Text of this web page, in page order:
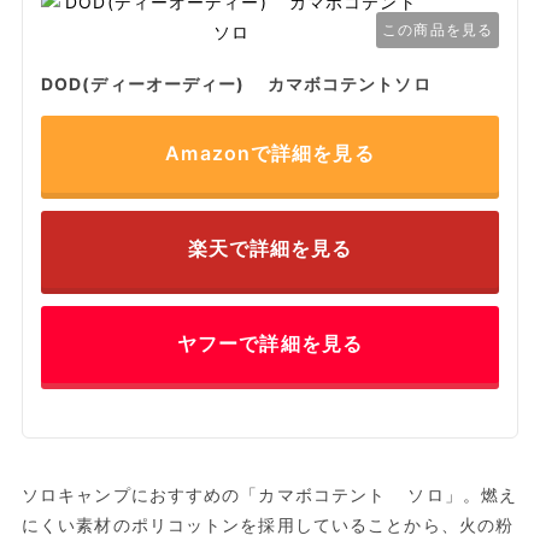
この商品を見る
DOD(ディーオーディー) カマボコテントソロ
Amazonで詳細を見る
楽天で詳細を見る
ヤフーで詳細を見る
ソロキャンプにおすすめの「カマボコテント ソロ」。燃え
にくい素材のポリコットンを採用していることから、火の粉